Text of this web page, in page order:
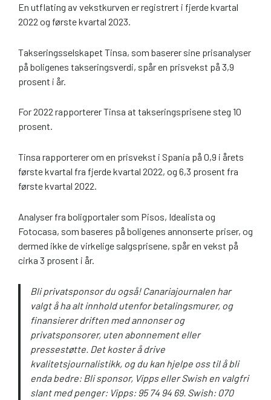
En utflating av vekstkurven er registrert i fjerde kvartal
2022 og første kvartal 2023.
Takseringsselskapet Tinsa, som baserer sine prisanalyser
på boligenes takseringsverdi, spår en prisvekst på 3,9
prosent i år.
For 2022 rapporterer Tinsa at takseringsprisene steg 10
prosent.
Tinsa rapporterer om en prisvekst i Spania på 0,9 i årets
første kvartal fra fjerde kvartal 2022, og 6,3 prosent fra
første kvartal 2022.
Analyser fra boligportaler som Pisos, Idealista og
Fotocasa, som baseres på boligenes annonserte priser, og
dermed ikke de virkelige salgsprisene, spår en vekst på
cirka 3 prosent i år.
Bli privatsponsor du også! Canariajournalen har
valgt å ha alt innhold utenfor betalingsmurer, og
finansierer driften med annonser og
privatsponsorer, uten abonnement eller
pressestøtte. Det koster å drive
kvalitetsjournalistikk, og du kan hjelpe oss til å bli
enda bedre: Bli sponsor, Vipps eller Swish en valgfri
slant med penger: Vipps: 95 74 94 69. Swish: 070